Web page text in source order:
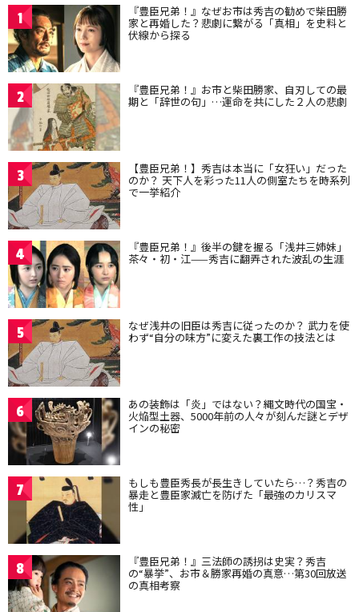
1 『豊臣兄弟！』なぜお市は秀吉の勧めで柴田勝
家と再婚した？悲劇に繋がる「真相」を史料と
伏線から探る
2 『豊臣兄弟！』お市と柴田勝家、自刃しての最
期と「辞世の句」…運命を共にした２人の悲劇
3 【豊臣兄弟！】秀吉は本当に「女狂い」だった
のか？ 天下人を彩った11人の側室たちを時系列
で一挙紹介
4 『豊臣兄弟！』後半の鍵を握る「浅井三姉妹」
茶々・初・江——秀吉に翻弄された波乱の生涯
5 なぜ浅井の旧臣は秀吉に従ったのか？ 武力を使
わず“自分の味方”に変えた裏工作の技法とは
6 あの装飾は「炎」ではない？縄文時代の国宝・
火焔型土器、5000年前の人々が刻んだ謎とデザ
インの秘密
7 もしも豊臣秀長が長生きしていたら…？秀吉の
暴走と豊臣家滅亡を防げた「最強のカリスマ
性」
8 『豊臣兄弟！』三法師の誘拐は史実？秀吉
の“暴挙”、お市＆勝家再婚の真意…第30回放送
の真相考察